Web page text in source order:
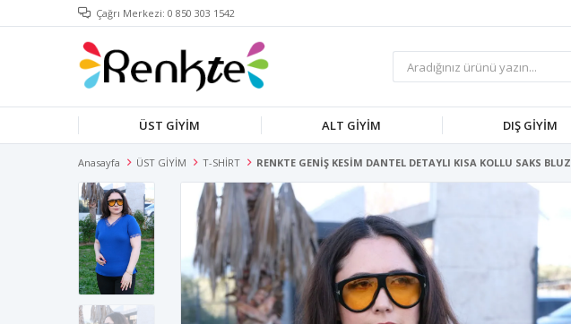
Çağrı Merkezi: 0 850 303 1542
ÜST GİYİM ALT GİYİM DIŞ GİYİM
Anasayfa ÜST GİYİM T-SHİRT RENKTE GENİŞ KESİM DANTEL DETAYLI KISA KOLLU SAKS BLUZ